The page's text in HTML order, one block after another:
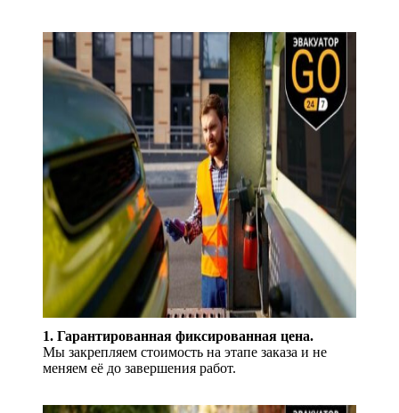
1. Гарантированная фиксированная цена.
Мы закрепляем стоимость на этапе заказа и не
меняем её до завершения работ.